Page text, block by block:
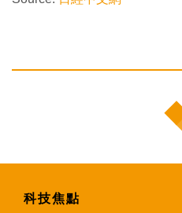
科技焦點